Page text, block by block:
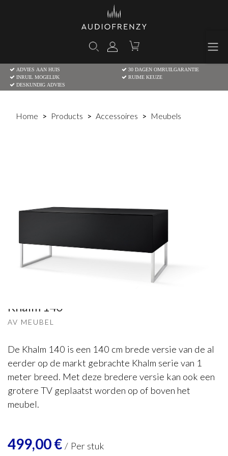
ADVIES AAN HUIS
30 DAGEN OMRUILGARANTIE
INRUIL MOGELIJK
RUIME KEUZE
DESKUNDIG ADVIES
Home Products Accessoires Meubels
Khalm 140
AV MEUBEL
De Khalm 140 is een 140 cm brede versie van de al
eerder op de markt gebrachte Khalm serie van 1
meter breed. Met deze bredere versie kan ook een
grotere TV geplaatst worden op of boven het
meubel.
499,00€ / Per stuk